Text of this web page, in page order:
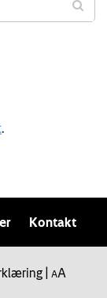
.
Kontakt
AA